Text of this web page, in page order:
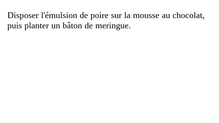
Disposer l'émulsion de poire sur la mousse au chocolat,
puis planter un bâton de meringue.